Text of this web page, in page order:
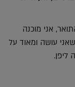
בגיל 21 תוך כדי התואר, אני מוכנה
עושה ומאוד על
ליפן.